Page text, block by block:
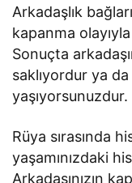
Arkadaşlık
kapanma
Sonuçta
saklıyordur ya
yaşıyorsunuzdur.
Rüya sırasında
yaşamınızdaki
Arkadaşınızın